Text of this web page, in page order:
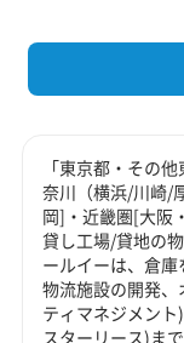
「東京都・その
奈川（横浜/川崎/
岡]・近畿圏[大阪
貸し工場/貸地の
ールイーは、倉庫
物流施設の開発
ティマネジメン
スターリース)ま